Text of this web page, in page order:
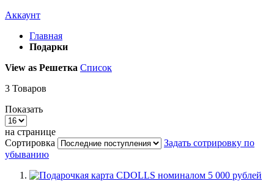
Аккаунт
Главная
Подарки
View as Решетка Список
3 Товаров
Показать
на странице
Сортировка
Задать сотрировку по
убыванию